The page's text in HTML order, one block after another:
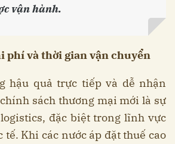
vận hành.
phí và thời gian vận chuyển
hậu quả trực tiếp và dễ nhận
sách thương mại mới là sự
đặc biệt trong lĩnh vực
tế. Khi các nước áp đặt thuế cao